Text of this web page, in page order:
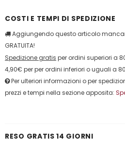
COSTI E TEMPI DI SPEDIZIONE
Aggiungendo questo articolo
GRATUITA!
Spedizione gratis per ordini superiori a
4,90€ per per ordini inferiori o uguali a
Per ulteriori informazioni o per
prezzi e tempi nella sezione apposita:
RESO GRATIS 14 GIORNI